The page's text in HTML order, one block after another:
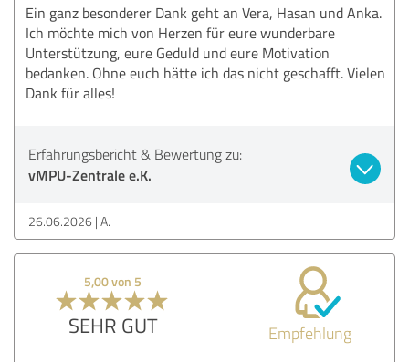
Ein ganz besonderer Dank geht an Vera, Hasan und Anka.
Ich möchte mich von Herzen für eure wunderbare
Unterstützung, eure Geduld und eure Motivation
bedanken. Ohne euch hätte ich das nicht geschafft. Vielen
Dank für alles!
Erfahrungsbericht & Bewertung zu:
vMPU-Zentrale e.K.
26.06.2026 A.
5,00 von 5
SEHR GUT Empfehlung